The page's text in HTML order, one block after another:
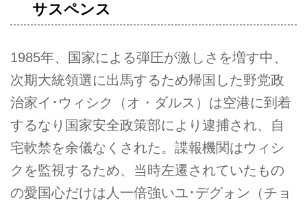
サスペンス
1985年、国家による弾圧が激しさを増す中、
次期大統領選に出馬するため帰国した野党政
治家イ･ウィシク（オ・ダルス）は空港に到着
するなり国家安全政策部により逮捕され、自
宅軟禁を余儀なくされた。諜報機関はウィシ
クを監視するため、当時左遷されていたもの
の愛国心だけは人一倍強いユ･デグォン（チョ